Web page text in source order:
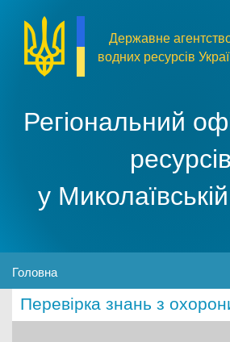
Регіональний
ресурсів
у
Державне
водних ресурсів
Головна
Про організацію
Перевірка знань з